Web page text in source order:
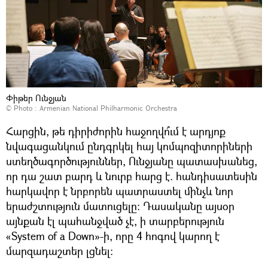
Փիթեր Ունջյան
© Photo : Armenian National Philharmonic Orchestra
Հարցին, թե դիրիժորին հաջողվո՞ւմ է արդյոք
նվագացանկում ընդգրկել հայ կոմպոզիտորիների
ստեղծագործություններ, Ունջյանը պատասխանեց,
որ դա շատ բարդ և նուրբ հարց է. հանդիսատեսին
հարկավոր է նրբորեն պատրաստել մինչև նոր
երաժշտություն մատուցելը։ Դասականը այսօր
այնքան էլ պահանջված չէ, ի տարբերություն
«System of a Down»-ի, որը 4 հոգով կարող է
մարզադաշտեր լցնել։